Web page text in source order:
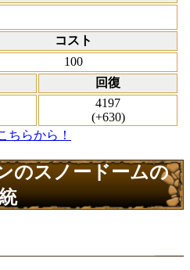
コスト
100
回復
4197
(+630)
ちらから！
のスノードームの